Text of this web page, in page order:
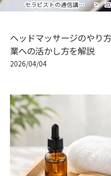
セラピストの通信講座ならグローバルボディケア総合学院
ヘッドマッサージのやり
業への活かし方を解説
2026/04/04